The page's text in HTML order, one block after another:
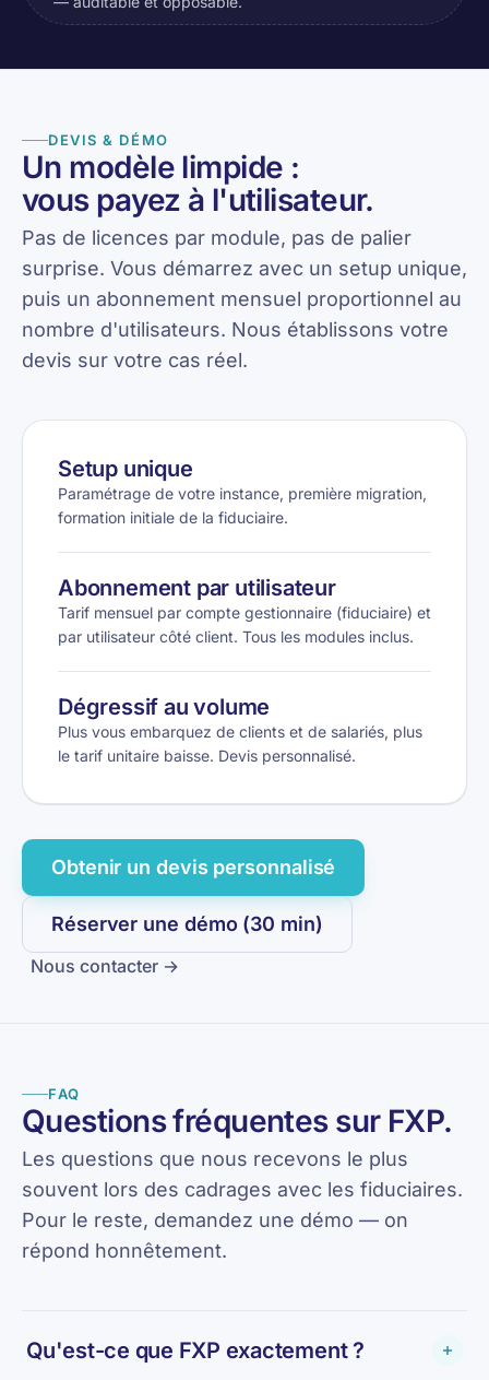
DEVIS & DÉMO
Un modèle limpide :
vous payez à l'utilisateur.
Pas de licences par module, pas de palier
surprise. Vous démarrez avec un setup unique,
puis un abonnement mensuel proportionnel au
nombre d'utilisateurs. Nous établissons votre
devis sur votre cas réel.
Setup unique
Paramétrage de votre instance, première migration,
formation initiale de la fiduciaire.
Abonnement par utilisateur
Tarif mensuel par compte gestionnaire (fiduciaire) et
par utilisateur côté client. Tous les modules inclus.
Dégressif au volume
Plus vous embarquez de clients et de salariés, plus
le tarif unitaire baisse. Devis personnalisé.
Obtenir un devis personnalisé
Réserver une démo (30 min)
Nous contacter →
FAQ
Questions fréquentes sur FXP.
Les questions que nous recevons le plus
souvent lors des cadrages avec les fiduciaires.
Pour le reste, demandez une démo — on
répond honnêtement.
Qu'est-ce que FXP exactement ?